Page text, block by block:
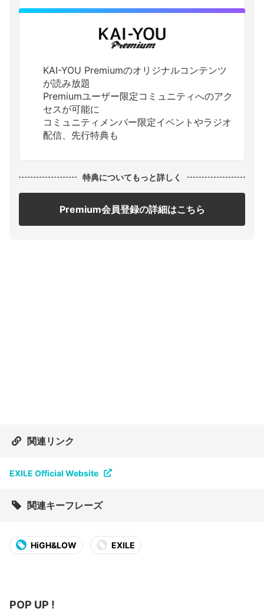
KAI-YOU Premiumのオリジナルコンテンツ
が読み放題
Premiumユーザー限定コミュニティへのアク
セスが可能に
コミュニティメンバー限定イベントやラジオ
配信、先行特典も
特典についてもっと詳しく
Premium会員登録の詳細はこちら
関連リンク
EXILE Official Website
関連キーフレーズ
HiGH&LOW EXILE
POP UP !